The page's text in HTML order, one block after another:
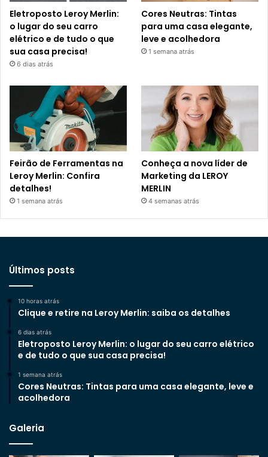
Eletroposto Leroy Merlin:
o lugar do seu carro
elétrico e de tudo o que
sua casa precisa!
6 dias atrás
Cores Neutras: Tintas
para uma casa elegante,
leve e acolhedora
1 semana atrás
Feirão de Ferramentas na
Leroy Merlin: Confira
detalhes!
1 semana atrás
Conheça a nova líder de
Marketing da LEROY
MERLIN
4 semanas atrás
Últimos posts
10 horas atrás
Clique e retire na Leroy Merlin: saiba os detalhes
6 dias atrás
Eletroposto Leroy Merlin: o lugar do seu carro elétrico
e de tudo o que sua casa precisa!
1 semana atrás
Cores Neutras: Tintas para uma casa elegante, leve e
acolhedora
Galeria